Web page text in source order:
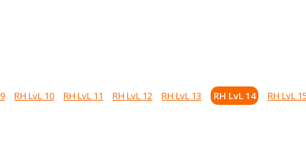
RH LvL 10 RH LvL 11 RH LvL 12 RH LvL 13 RH LvL 14 RH LvL 15